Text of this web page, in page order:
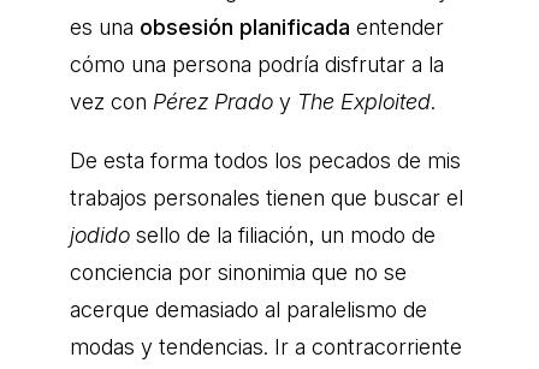
es una obsesión planificada entender
cómo una persona podría disfrutar a la
vez con Pérez Prado y The Exploited.
De esta forma todos los pecados de mis
trabajos personales tienen que buscar el
jodido sello de la filiación, un modo de
conciencia por sinonimia que no se
acerque demasiado al paralelismo de
modas y tendencias. Ir a contracorriente